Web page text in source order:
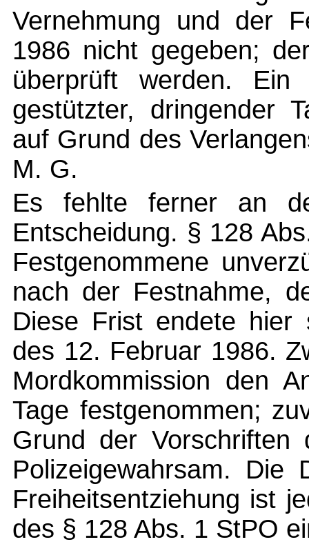
Vernehmung und der
1986 nicht gegeben;
überprüft werden. Ein
gestützter, dringender
auf Grund des
M. G.
Es fehlte ferner an
Entscheidung. § 128
Festgenommene
nach der Festnahme,
Diese Frist endete hier
des 12. Februar 1986.
Mordkommission den
Tage festgenommen;
Grund der Vorschriften
Polizeigewahrsam. Die
Freiheitsentziehung ist
des § 128 Abs. 1 StPO